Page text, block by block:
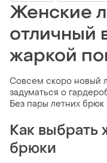
Женские
отличный
жаркой
Совсем скоро новый
задуматься о
Без пары летних
Как выбрать
брюки